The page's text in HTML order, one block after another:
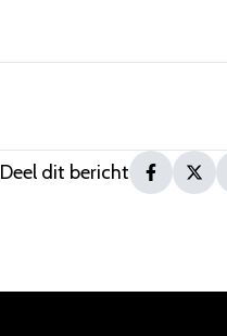
Deel dit bericht